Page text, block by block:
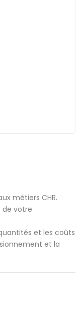
métiers CHR.
de votre
et les coûts
et la